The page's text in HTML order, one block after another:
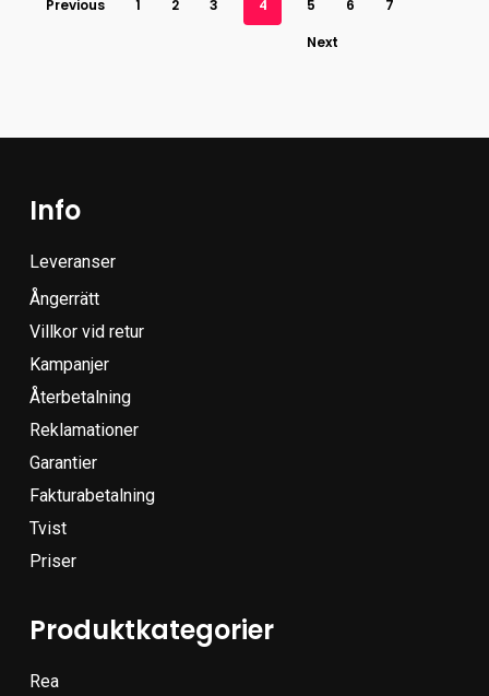
Previous 1 2 3 4 5 6
7
Next
Info
Leveranser
Ångerrätt
Villkor vid retur
Kampanjer
Återbetalning
Reklamationer
Garantier
Fakturabetalning
Tvist
Priser
Produktkategorier
Rea